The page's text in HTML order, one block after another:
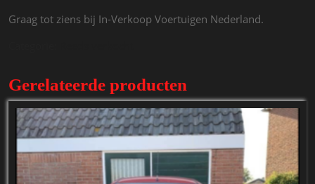
Graag tot ziens bij In-Verkoop Voertuigen Nederland.
Gerelateerde producten